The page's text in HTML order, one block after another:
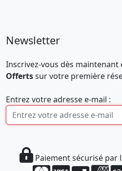
Newsletter
Inscrivez-vous dès
Offertssur votre première
Entrez votre adresse e-mail :
Paiement sécurisé par